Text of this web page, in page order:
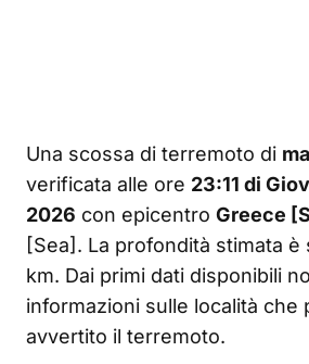
Una scossa di terremoto di
verificata alle ore 23:11 di
2026 con epicentro Greece
[Sea]. La profondità stimata è
km. Dai primi dati disponibili
informazioni sulle località che
avvertito il terremoto.